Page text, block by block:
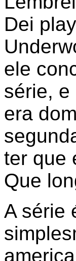
Dei
ele
série, e
era
ter que
Que
A série